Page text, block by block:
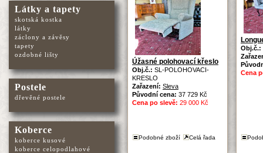
Úžasné polohovací křeslo
Obj.č.: SL-POLOHOVACI-
KRESLO
Zařazení: Sleva
Původní cena: 37 729 Kč
Cena po slevě: 29 000 Kč
Podobné zboží Celá řada
Obj.č.:
Cena
Látky a tapety
skotská kostka
látky
záclony a závěsy
tapety
ozdobné lišty
Postele
dřevěné postele
Koberce
koberce kusové
koberce celopodlahové